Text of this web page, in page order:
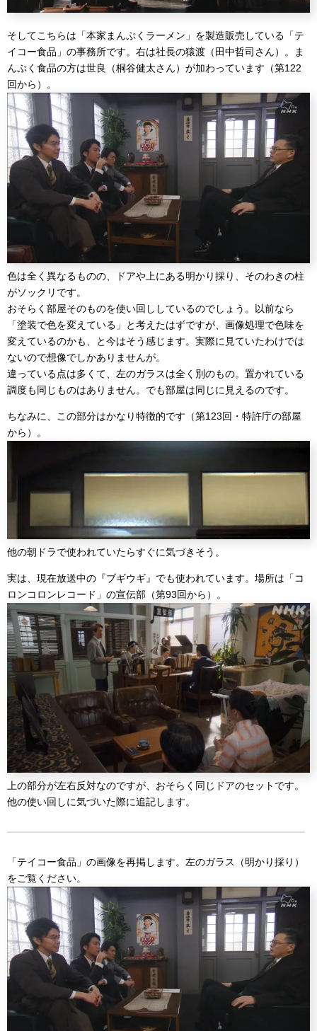
そしてこちらは「本家まんぷくラーメン」を製造販売している「テ
イコー食品」の事務所です。右は社長の猿渡（田中哲司さん）。ま
んぷく食品の方は世良（桐谷健太さん）が加わっています（第122
回から）。
色は全く異なるものの、ドアや上にある明かり採り、そのわきの柱
がソックリです。
おそらく部屋そのものを使い回ししているのでしょう。以前なら
「塗装で色を変えている」と考えたはずですが、画像処理で色味を
変えているのかも、と今はそう感じます。実際に見ていたわけでは
ないので想像でしかありませんが。
違っている点は多くて、左のガラスは全く別のもの。置かれている
調度も同じものはありません。でも部屋は同じに見えるのです。
ちなみに、この部分はかなり特徴的です（第123回・特許庁の部屋
から）。
他の朝ドラで使われていたらすぐに気づきそう。
実は、現在放送中の『ブギウギ』でも使われています。場所は「コ
ロンコロンレコード」の宣伝部（第93回から）。
上の部分が左右反対なのですが、おそらく同じドアのセットです。
他の使い回しに気づいた際に追記します。
「テイコー食品」の画像を再掲します。左のガラス（明かり採り）
をご覧ください。